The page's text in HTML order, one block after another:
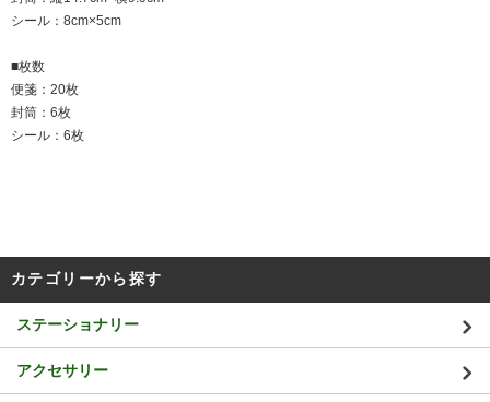
シール：8cm×5cm
■枚数
便箋：20枚
封筒：6枚
シール：6枚
カテゴリーから探す
ステーショナリー
アクセサリー